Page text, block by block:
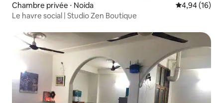
Chambre privée ⋅ Noida Évaluation
4,94 (16)
Le havre social | Studio Zen Boutique